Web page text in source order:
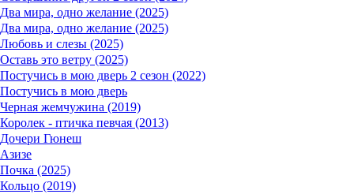
Два мира, одно желание (2025)
Два мира, одно желание (2025)
Любовь и слезы (2025)
Оставь это ветру (2025)
Постучись в мою дверь 2 сезон (2022)
Постучись в мою дверь
Черная жемчужина (2019)
Королек - птичка певчая (2013)
Дочери Гюнеш
Азизе
Почка (2025)
Кольцо (2019)